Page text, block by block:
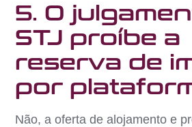
5. O
STJ proíbe a
reserva de
por
Não, a oferta de alojamento e